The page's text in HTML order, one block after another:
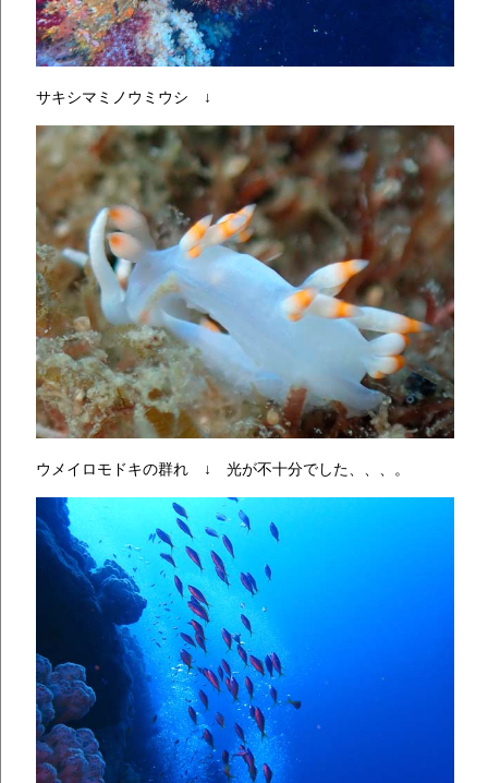
サキシマミノウミウシ ↓
ウメイロモドキの群れ ↓ 光が不十分でした、、、。